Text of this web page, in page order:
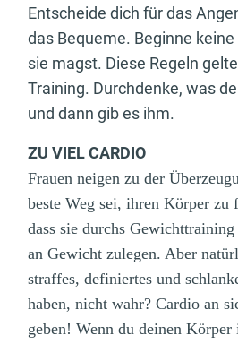
Entscheide dich für das
das Bequeme. Beginne
sie magst. Diese Regeln
Training. Durchdenke, was
und dann gib es ihm.
ZU VIEL CARDIO
Frauen neigen zu der
beste Weg sei, ihren Körper zu
dass sie durchs
an Gewicht zulegen. Aber
straffes, definiertes und
haben, nicht wahr? Cardio an
geben! Wenn du deinen